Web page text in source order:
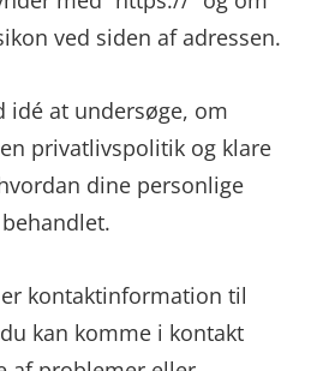
ved siden af adressen.
idé at undersøge, om
privatlivspolitik og klare
dine personlige
kontaktinformation til
kan komme i kontakt